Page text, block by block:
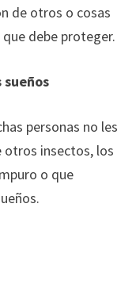
de otros o cosas
debe proteger.
personas no les
otros insectos, los
o que